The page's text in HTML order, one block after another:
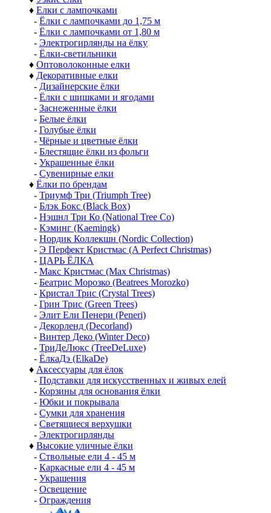
♦ Елки с лампочками
- Ёлки с лампочками до 1,75 м
- Ёлки с лампочками от 1,80 м
- Электрогирлянды на ёлку
- Ёлки-светильники
♦ Оптоволоконные елки
♦ Декоративные елки
- Дизайнерские ёлки
- Ёлки с шишками и ягодами
- Заснеженные ёлки
- Белые ёлки
- Голубые ёлки
- Чёрные и цветные ёлки
- Блестящие ёлки из фольги
- Украшенные ёлки
- Сувенирные елки
♦ Ёлки по брендам
- Триумф Три (Triumph Tree)
- Блэк Бокс (Black Box)
- Нэшнл Три Ко (National Tree Co)
- Кэминг (Kaemingk)
- Нордик Коллекшн (Nordic Collection)
- Э Перфект Кристмас (A Perfect Christmas)
- ЦАРЬ ЁЛКА
- Макс Кристмас (Max Christmas)
- Беатрис Морозко (Beatrees Morozko)
- Кристал Трис (Crystal Trees)
- Грин Трис (Green Trees)
- Элит Ели Пенери (Peneri)
- Декорленд (Decorland)
- Винтер Деко (Winter Deco)
- ТриДеЛюкс (TreeDeLuxe)
- ЁлкаДэ (ElkaDe)
♦ Аксессуары для ёлок
- Подставки для искусственных и живых елей
- Корзины для основания ёлки
- Юбки и покрывала
- Сумки для хранения
- Светящиеся верхушки
- Электрогирлянды
♦ Высокие уличные ёлки
- Ствольные ели 4 - 45 м
- Каркасные ели 4 - 45 м
- Украшения
- Освещение
- Ограждения